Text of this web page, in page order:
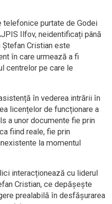
telefonice purtate de Godei
Ilfov, neidentificați până
Cristian este
în care urmează a fi
centrelor pe care le
în vederea intrării în
licențelor de funcționare a
a unor documente fie prin
fiind reale, fie prin
la momentul
interacționează cu liderul
Cristian, ce depășește
prealabilă în desfășurarea